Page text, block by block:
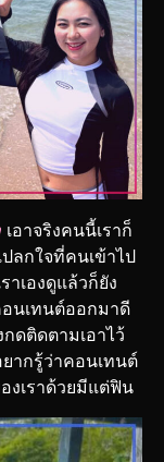
เอาจริงคนนี้เราก็
ลกใจที่คนเข้าไป
เองดูแล้วก็ยัง
นเทนต์ออกมาดี
ดติดตามเอาไว้
ากรู้ว่าคอนเทนต์
งเราด้วยมีแต่ฟิน